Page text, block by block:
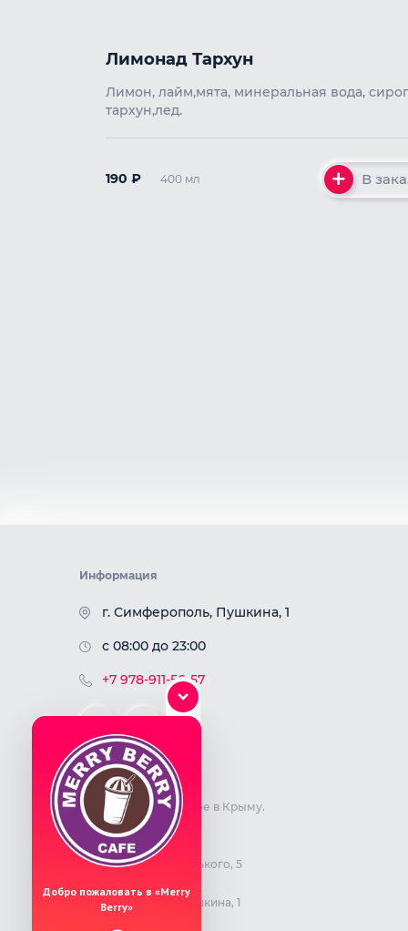
Лимонад Тархун
Лимон, лайм,мята, минеральная вода,
тархун,лед.
190 ₽ 400 мл В
Информация
г. Симферополь, Пушкина, 1
с 08:00 до 23:00
+7 978-911-56-57
О заведении
Сеть фирменных кафе в Крыму.
Наши адреса:
г. Симферополь, Горького, 5
г. Симферополь, Пушкина, 1
Добро пожаловать в «Merry
Berry»